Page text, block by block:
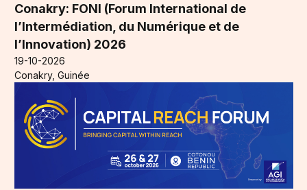
Conakry: FONI (Forum International de
l’Intermédiation, du Numérique et de
l’Innovation) 2026
19-10-2026
Conakry, Guinée